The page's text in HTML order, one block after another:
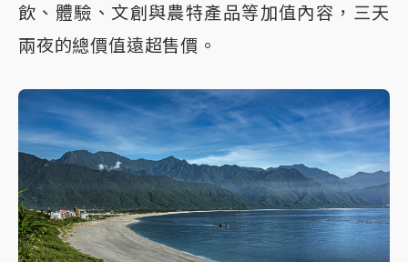
飲、體驗、文創與農特產品等加值內容，三天
兩夜的總價值遠超售價。